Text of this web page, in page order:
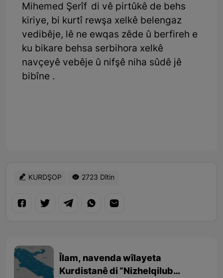
Mihemed Şerîf di vê pirtûkê de behs
kiriye, bi kurtî rewşa xelkê belengaz
vedibêje, lê ne ewqas zêde û berfireh e
ku bikare behsa serbihora xelkê
navçeyê vebêje û nifşê niha sûdê jê
bibîne .
KURDŞOP 2723 Dîtin
Îlam, navenda wîlayeta
Kurdistanê di “Nizhelqilub